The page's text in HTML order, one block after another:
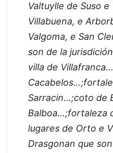
Valtuylle de Suso
Villabuena, e
Valgoma, e San
son de la
villa de
Sarracin…;coto de
Balboa…;fortaleza
lugares de Orto e
Drasgonan que